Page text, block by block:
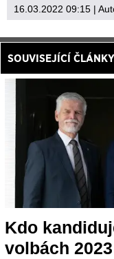
16.03.2022 09:15 |
SOUVISEJÍCÍ ČLÁNKY
Kdo
volbách 2023